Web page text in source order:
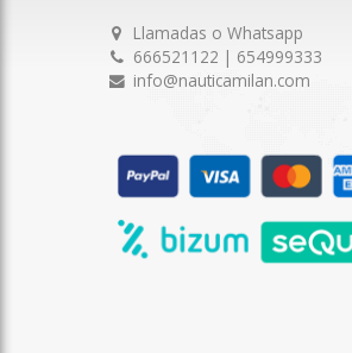
Llamadas o Whatsapp
666521122 | 654999333
info@nauticamilan.com